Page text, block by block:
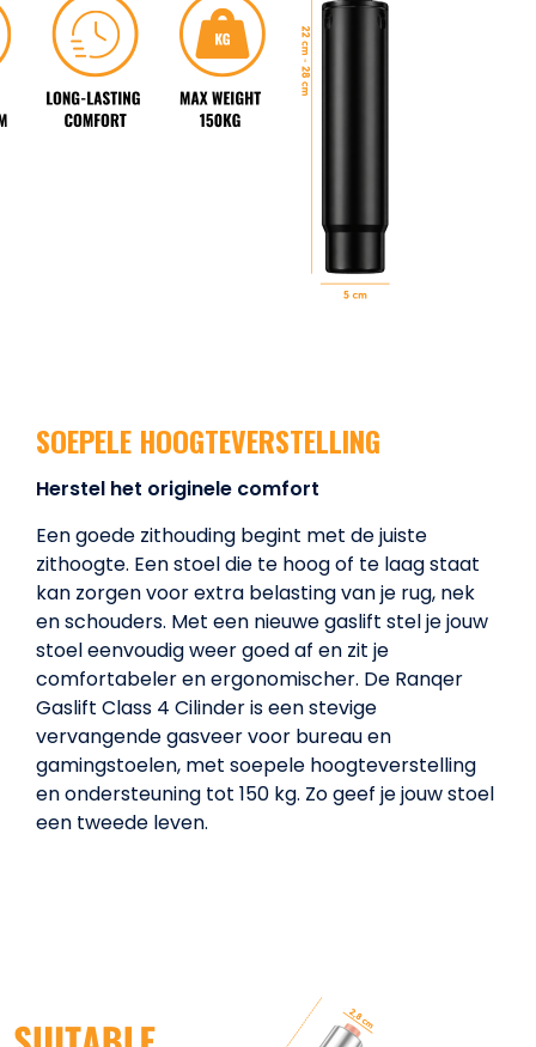
SOEPELE HOOGTEVERSTELLING
Herstel het originele comfort
Een goede zithouding begint met de juiste
zithoogte. Een stoel die te hoog of te laag staat
kan zorgen voor extra belasting van je rug, nek
en schouders. Met een nieuwe gaslift stel je jouw
stoel eenvoudig weer goed af en zit je
comfortabeler en ergonomischer. De Ranqer
Gaslift Class 4 Cilinder is een stevige
vervangende gasveer voor bureau en
gamingstoelen, met soepele hoogteverstelling
en ondersteuning tot 150 kg. Zo geef je jouw stoel
een tweede leven.